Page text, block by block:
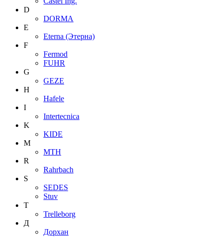
D
DORMA
E
Eterna (Этерна)
F
Fermod
FUHR
G
GEZE
H
Hafele
I
Intertecnica
K
KIDE
M
MTH
R
Rahrbach
S
SEDES
Stuv
T
Trelleborg
Д
Дорхан